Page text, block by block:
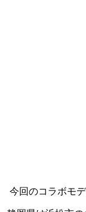
今回のコラボモ